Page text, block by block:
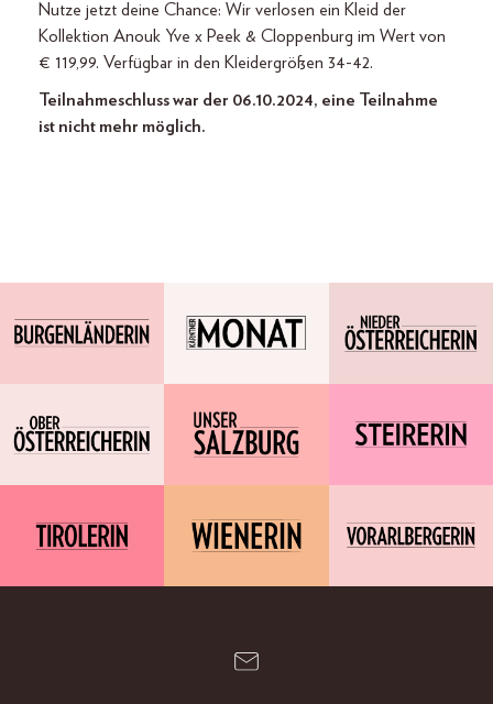
Nutze jetzt deine Chance: Wir verlosen ein Kleid der
Kollektion Anouk Yve x Peek & Cloppenburg im Wert von
€ 119,99. Verfügbar in den Kleidergrößen 34-42.
Teilnahmeschluss war der 06.10.2024, eine Teilnahme
ist nicht mehr möglich.